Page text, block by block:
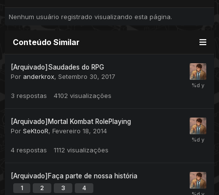
Nenhum usuário registrado visualizando esta página.
Conteúdo Similar
[Arquivado]Saudades do RPG
Por anderkrox, Setembro 30, 2017
3 respostas 4102 visualizações
[Arquivado]Mortal Kombat RolePlaying
Por SeKtooR, Fevereiro 18, 2014
4 respostas 1112 visualizações
[Arquivado]Faça parte de nossa história
1 2 3 4